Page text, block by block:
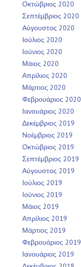
Οκτώβριος 2020
Σεπτέμβριος 2020
Αύγουστος 2020
Ιούλιος 2020
Ιούνιος 2020
Μάιος 2020
Απρίλιος 2020
Μάρτιος 2020
Φεβρουάριος 2020
Ιανουάριος 2020
Δεκέμβριος 2019
Νοέμβριος 2019
Οκτώβριος 2019
Σεπτέμβριος 2019
Αύγουστος 2019
Ιούλιος 2019
Ιούνιος 2019
Μάιος 2019
Απρίλιος 2019
Μάρτιος 2019
Φεβρουάριος 2019
Ιανουάριος 2019